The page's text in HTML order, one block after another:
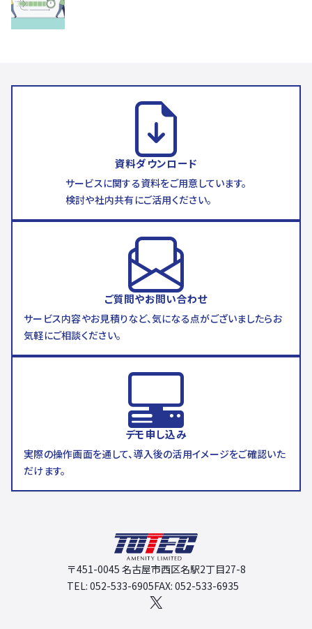
資料ダウンロード
サービスに関する資料をご用意しています。
検討や社内共有にご活用ください。
ご質問やお問い合わせ
サービス内容やお見積りなど、気になる点がございましたらお
気軽にご相談ください。
デモ申し込み
実際の操作画面を通して、導入後の活用イメージをご確認いた
だけます。
〒451-0045 名古屋市西区名駅2丁目27-8
TEL: 052-533-6905FAX: 052-533-6935
X